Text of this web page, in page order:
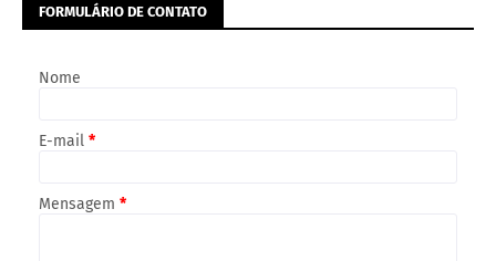
FORMULÁRIO DE CONTATO
Nome
E-mail *
Mensagem *